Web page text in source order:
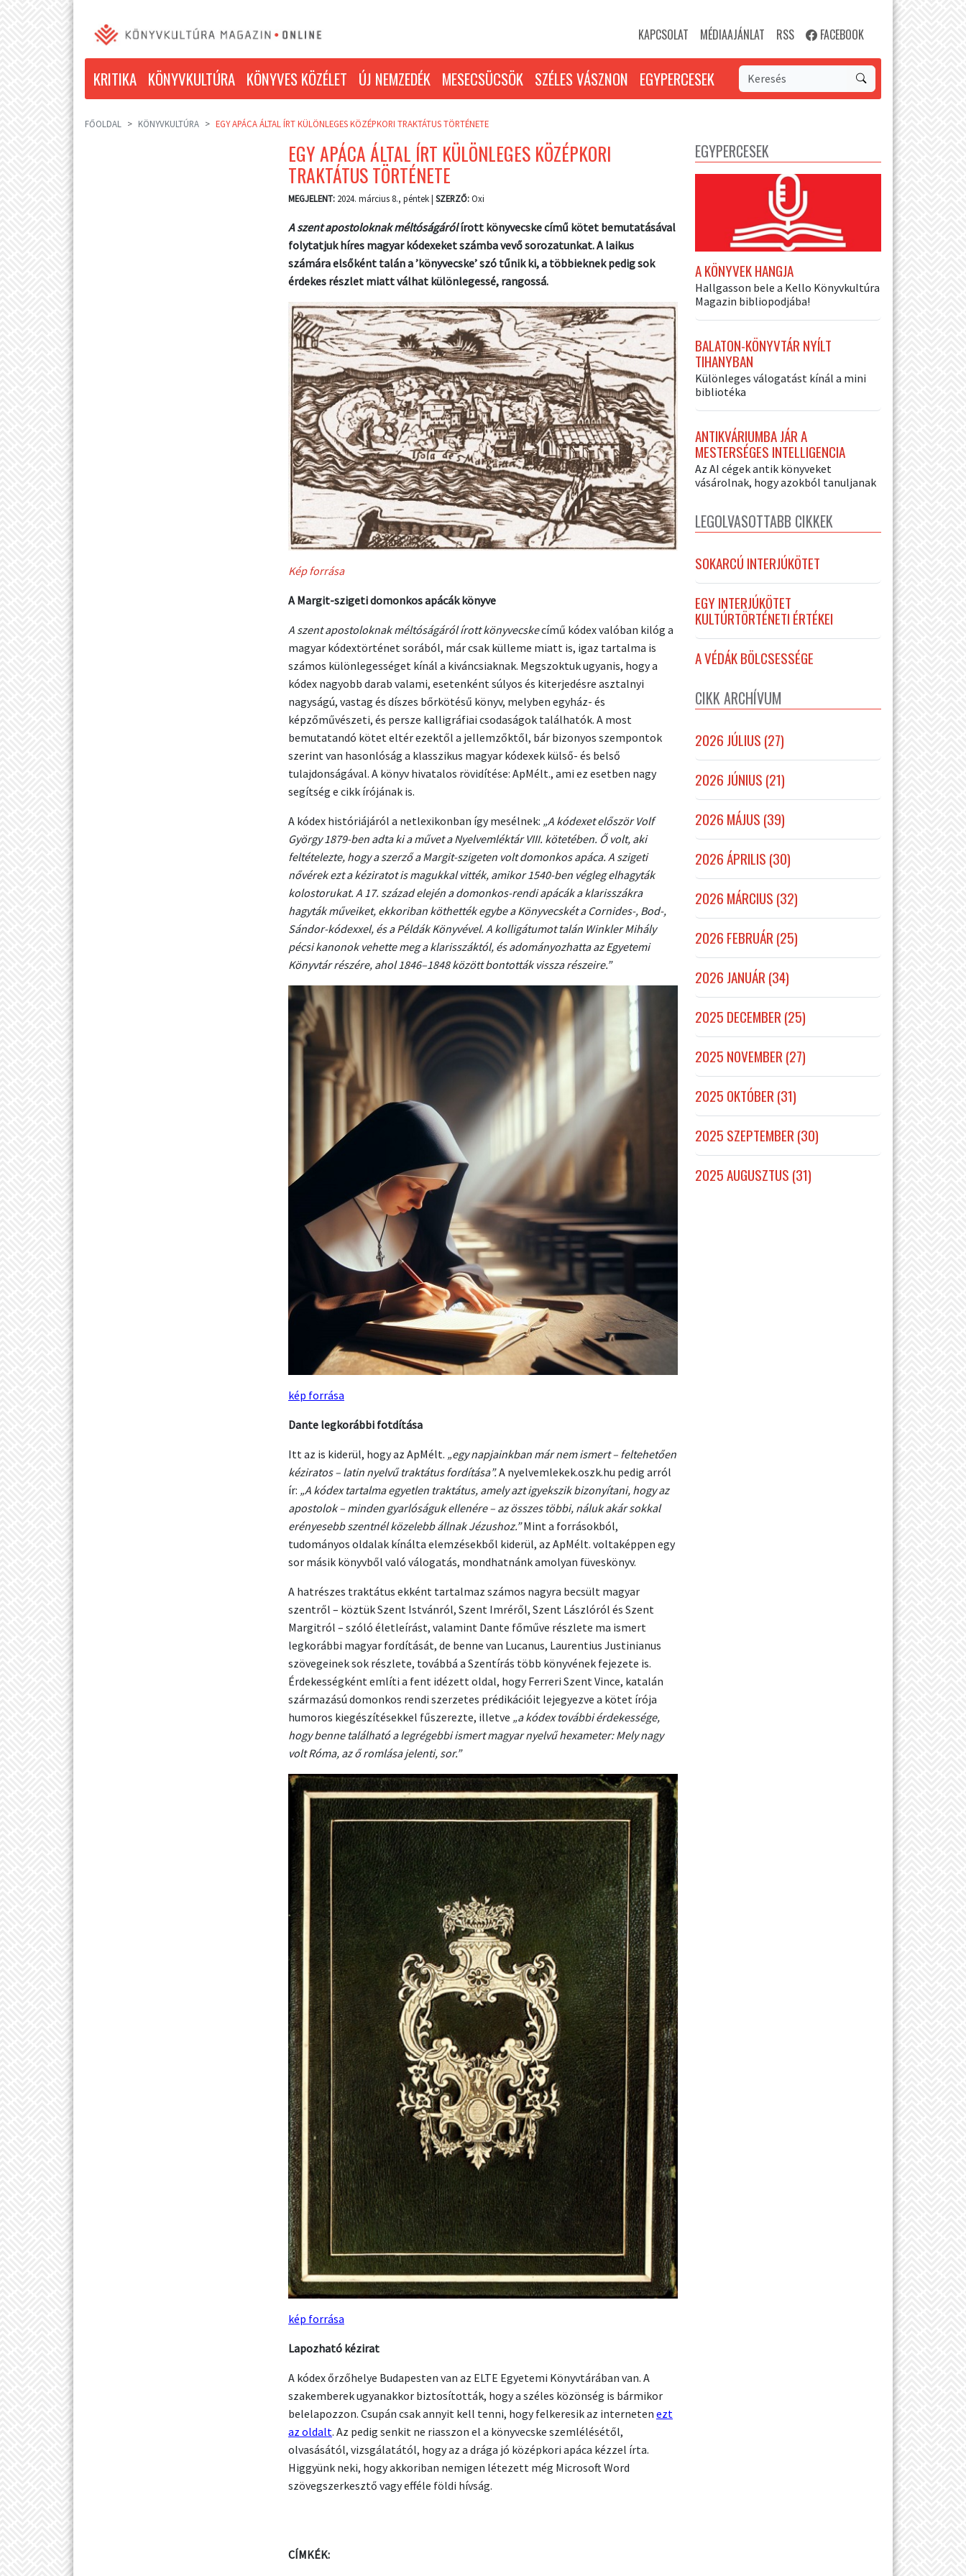
KAPCSOLAT MÉDIAAJÁNLAT RSS FACEBOOK
KRITIKA KÖNYVKULTÚRA KÖNYVES KÖZÉLET ÚJ NEMZEDÉK MESECSÜCSÖK SZÉLES VÁSZNON EGYPERCESEK
FŐOLDAL KÖNYVKULTÚRA EGY APÁCA ÁLTAL ÍRT KÜLÖNLEGES KÖZÉPKORI TRAKTÁTUS TÖRTÉNETE
EGY APÁCA ÁLTAL ÍRT KÜLÖNLEGES KÖZÉPKORI
TRAKTÁTUS TÖRTÉNETE
MEGJELENT: 2024. március 8., péntek | SZERZŐ:Oxi
A szent apostoloknak méltóságárólírott könyvecske című kötet bemutatásával
folytatjuk híres magyar kódexeket számba vevő sorozatunkat. A laikus
számára elsőként talán a ’könyvecske’ szó tűnik ki, a többieknek pedig sok
érdekes részlet miatt válhat különlegessé, rangossá.
Kép forrása
A Margit-szigeti domonkos apácák könyve
A szent apostoloknak méltóságáról írott könyvecskecímű kódex valóban kilóg a
magyar kódextörténet sorából, már csak külleme miatt is, igaz tartalma is
számos különlegességet kínál a kiváncsiaknak. Megszoktuk ugyanis, hogy a
kódex nagyobb darab valami, esetenként súlyos és kiterjedésre asztalnyi
nagyságú, vastag és díszes bőrkötésű könyv, melyben egyház- és
képzőművészeti, és persze kalligráfiai csodaságok találhatók. A most
bemutatandó kötet eltér ezektől a jellemzőktől, bár bizonyos szempontok
szerint van hasonlóság a klasszikus magyar kódexek külső- és belső
tulajdonságával. A könyv hivatalos rövidítése: ApMélt., ami ez esetben nagy
segítség e cikk írójának is.
A kódex históriájáról a netlexikonban így mesélnek: „A kódexet először Volf
György 1879-ben adta ki a művet a Nyelvemléktár VIII. kötetében. Ő volt, aki
feltételezte, hogy a szerző a Margit-szigeten volt domonkos apáca. A szigeti
nővérek ezt a kéziratot is magukkal vitték, amikor 1540-ben végleg elhagyták
kolostorukat. A 17. század elején a domonkos-rendi apácák a klarisszákra
hagyták műveiket, ekkoriban köthették egybe a Könyvecskét a Cornides-, Bod-,
Sándor-kódexxel, és a Példák Könyvével. A kolligátumot talán Winkler Mihály
pécsi kanonok vehette meg a klarisszáktól, és adományozhatta az Egyetemi
Könyvtár részére, ahol 1846–1848 között bontották vissza részeire.”
kép forrása
Dante legkorábbi fotdítása
Itt az is kiderül, hogy az ApMélt. „egy napjainkban már nem ismert – feltehetően
kéziratos – latin nyelvű traktátus fordítása”.A nyelvemlekek.oszk.hu pedig arról
ír: „A kódex tartalma egyetlen traktátus, amely azt igyekszik bizonyítani, hogy az
apostolok – minden gyarlóságuk ellenére – az összes többi, náluk akár sokkal
erényesebb szentnél közelebb állnak Jézushoz.”Mint a forrásokból,
tudományos oldalak kínálta elemzésekből kiderül, az ApMélt. voltaképpen egy
sor másik könyvből való válogatás, mondhatnánk amolyan füveskönyv.
A hatrészes traktátus ekként tartalmaz számos nagyra becsült magyar
szentről – köztük Szent Istvánról, Szent Imréről, Szent Lászlóról és Szent
Margitról – szóló életleírást, valamint Dante főműve részlete ma ismert
legkorábbi magyar fordítását, de benne van Lucanus, Laurentius Justinianus
szövegeinek sok részlete, továbbá a Szentírás több könyvének fejezete is.
Érdekességként említi a fent idézett oldal, hogy Ferreri Szent Vince, katalán
származású domonkos rendi szerzetes prédikációit lejegyezve a kötet írója
humoros kiegészítésekkel fűszerezte, illetve „a kódex további érdekessége,
hogy benne található a legrégebbi ismert magyar nyelvű hexameter: Mely nagy
volt Róma, az ő romlása jelenti, sor.”
kép forrása
Lapozható kézirat
A kódex őrzőhelye Budapesten van az ELTE Egyetemi Könyvtárában van. A
szakemberek ugyanakkor biztosították, hogy a széles közönség is bármikor
belelapozzon. Csupán csak annyit kell tenni, hogy felkeresik az interneten ezt
az oldalt. Az pedig senkit ne riasszon el a könyvecske szemlélésétől,
olvasásától, vizsgálatától, hogy az a drága jó középkori apáca kézzel írta.
Higgyünk neki, hogy akkoriban nemigen létezett még Microsoft Word
szövegszerkesztő vagy efféle földi hívság.
CÍMKÉK:
EGYPERCESEK
A KÖNYVEK HANGJA
Hallgasson bele a Kello Könyvkultúra
Magazin bibliopodjába!
BALATON-KÖNYVTÁR NYÍLT
TIHANYBAN
Különleges válogatást kínál a mini
bibliotéka
ANTIKVÁRIUMBA JÁR A
MESTERSÉGES INTELLIGENCIA
Az AI cégek antik könyveket
vásárolnak, hogy azokból tanuljanak
LEGOLVASOTTABB CIKKEK
SOKARCÚ INTERJÚKÖTET
EGY INTERJÚKÖTET
KULTÚRTÖRTÉNETI ÉRTÉKEI
A VÉDÁK BÖLCSESSÉGE
CIKK ARCHÍVUM
2026 JÚLIUS (27)
2026 JÚNIUS (21)
2026 MÁJUS (39)
2026 ÁPRILIS (30)
2026 MÁRCIUS (32)
2026 FEBRUÁR (25)
2026 JANUÁR (34)
2025 DECEMBER (25)
2025 NOVEMBER (27)
2025 OKTÓBER (31)
2025 SZEPTEMBER (30)
2025 AUGUSZTUS (31)